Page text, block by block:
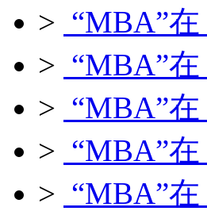
> “MBA”
> “MBA”
> “MBA”
> “MBA”
> “MBA”